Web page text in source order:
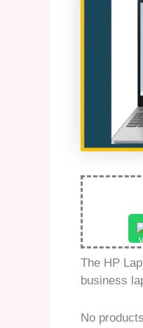
The HP
business
No